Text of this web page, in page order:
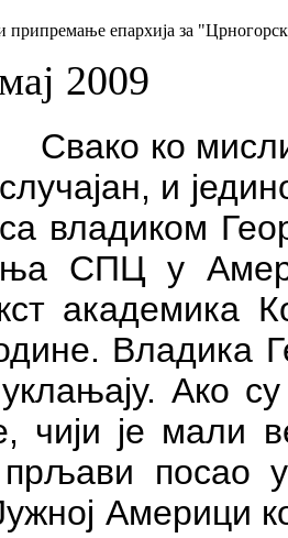
епархија за
2009
Свако ко
случајан, и
са владиком
СПЦ у
академика
Владика
Ако
чији је мали
посао
Америци